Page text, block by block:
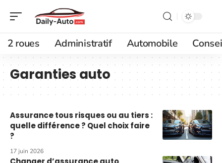
2 roues Administratif Automobile
Garanties auto
Assurance tous risques ou au tiers :
quelle différence ? Quel choix faire
?
17 juin 2026